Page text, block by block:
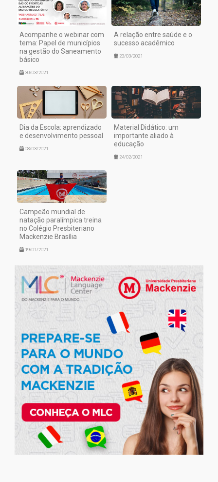
Acompanhe o webinar com
tema: Papel de municípios
na gestão do Saneamento
básico
30/03/2021
A relação entre saúde e o
sucesso acadêmico
23/03/2021
Dia da Escola: aprendizado
e desenvolvimento pessoal
08/03/2021
Material Didático: um
importante aliado à
educação
24/02/2021
Campeão mundial de
natação paralímpica treina
no Colégio Presbiteriano
Mackenzie Brasília
19/01/2021